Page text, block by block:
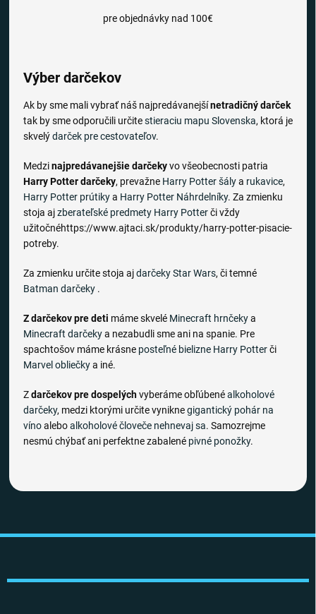
pre objednávky nad 100€
Výber darčekov
Ak by sme mali vybrať náš najpredávanejšínetradičný darček
tak by sme odporučili určitestieraciu mapu Slovenska, ktorá je
skvelýdarček pre cestovateľov.
Medzinajpredávanejšie darčekyvo všeobecnosti patria
Harry Potter darčeky, prevažne Harry Potter šálya rukavice,
Harry Potter prútikya Harry Potter Náhrdelníky. Za zmienku
stoja ajzberateľské predmety Harry Potterči vždy
užitočnéhttps://www.ajtaci.sk/produkty/harry-potter-pisacie-
potreby.
Za zmienku určite stoja ajdarčeky Star Wars, či temné
Batman darčeky .
Z darčekov pre deti máme skvelé Minecraft hrnčekya
Minecraft darčekya nezabudli sme ani na spanie. Pre
spachtošov máme krásne posteľné bielizne Harry Potterči
Marvel obliečkya iné.
Zdarčekov pre dospelýchvyberáme obľúbenéalkoholové
darčeky, medzi ktorými určite vyniknegigantický pohár na
vínoaleboalkoholové človeče nehnevaj sa. Samozrejme
nesmú chýbať ani perfektne zabalené pivné ponožky.